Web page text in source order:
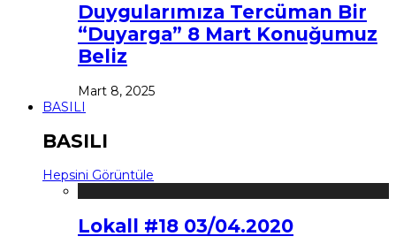
Duygularımıza Tercüman Bir
“Duyarga” 8 Mart Konuğumuz
Beliz
Mart 8, 2025
BASILI
BASILI
Hepsini Görüntüle
Lokall #18 03/04.2020